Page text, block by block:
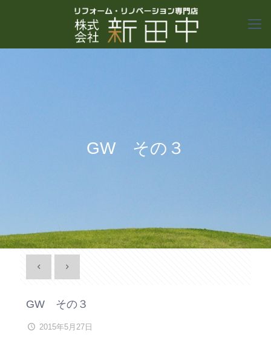
GW その３
GW その３
2015年5月27日